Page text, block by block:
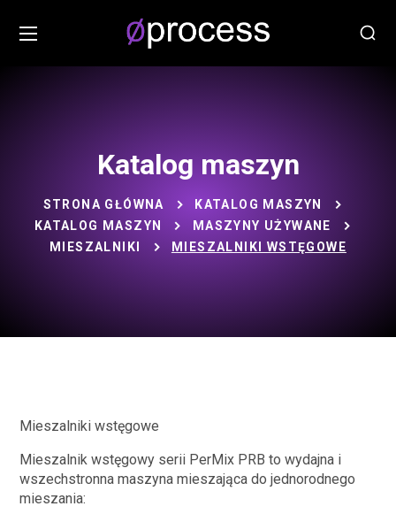
Katalog maszyn
STRONA GŁÓWNA
KATALOG MASZYN
KATALOG MASZYN
MASZYNY UŻYWANE
MIESZALNIKI
MIESZALNIKI WSTĘGOWE
Mieszalniki wstęgowe
Mieszalnik wstęgowy serii PerMix PRB to wydajna i
wszechstronna maszyna mieszająca do jednorodnego
mieszania: